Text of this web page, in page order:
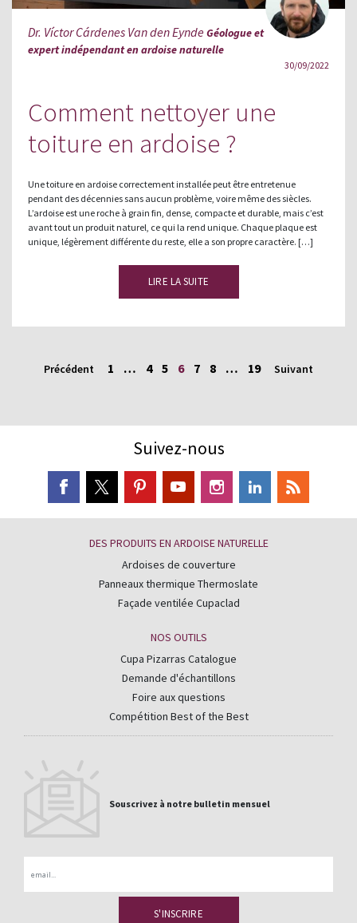
Dr. Víctor Cárdenes Van den EyndeGéologue et
expert indépendant en ardoise naturelle
30/09/2022
Comment nettoyer une
toiture en ardoise ?
Une toiture en ardoise correctement installée peut être entretenue
pendant des décennies sans aucun problème, voire même des siècles.
L’ardoise est une roche à grain fin, dense, compacte et durable, mais c’est
avant tout un produit naturel, ce qui la rend unique. Chaque plaque est
unique, légèrement différente du reste, elle a son propre caractère. […]
LIRE LA SUITE
Précédent 1 … 4 5 6 7 8 … 19 Suivant
Suivez-nous
DES PRODUITS EN ARDOISE NATURELLE
Ardoises de couverture
Panneaux thermique Thermoslate
Façade ventilée Cupaclad
NOS OUTILS
Cupa Pizarras Catalogue
Demande d'échantillons
Foire aux questions
Compétition Best of the Best
Souscrivez à notre bulletin mensuel